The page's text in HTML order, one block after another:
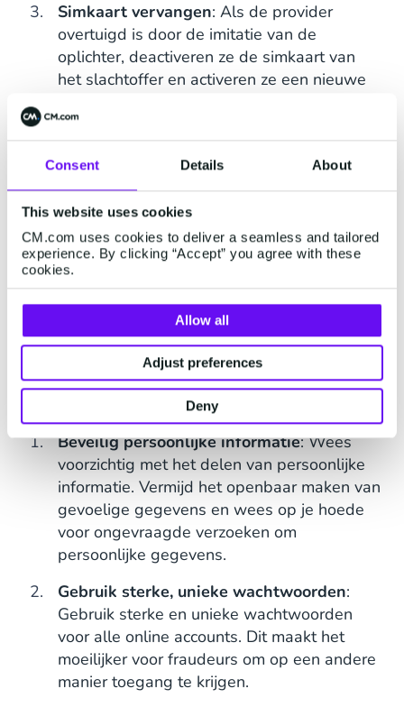
Consent Details About
This website uses cookies
CM.com uses cookies to deliver a seamless and tailored
experience. By clicking “Accept” you agree with these
cookies.
Allow all
Adjust preferences
Deny
Simkaart vervangen: Als de provider
overtuigd is door de imitatie van de
oplichter, deactiveren ze de simkaart van
het slachtoffer en activeren ze een nieuwe
Toegang misbruiken: Als hij het
telefoonnummer van het slachtoffer in
handen heeft, kan de fraudeur sms-
berichten en gesprekken onderscheppen.
Zo kunnen ze wachtwoorden opnieuw
instellen en toegang krijgen tot
verschillende online accounts, zoals e-mail,
Zes tips om SIM-swap
fraude te voorkomen
Beveilig persoonlijke informatie: Wees
voorzichtig met het delen van persoonlijke
informatie. Vermijd het openbaar maken van
gevoelige gegevens en wees op je hoede
voor ongevraagde verzoeken om
persoonlijke gegevens.
Gebruik sterke, unieke wachtwoorden:
Gebruik sterke en unieke wachtwoorden
voor alle online accounts. Dit maakt het
moeilijker voor fraudeurs om op een andere
manier toegang te krijgen.